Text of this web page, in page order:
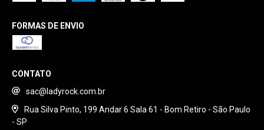
FORMAS DE ENVIO
CONTATO
sac@ladyrock.com.br
Rua Silva Pinto, 199 Andar 6 Sala 61 - Bom Retiro - São Paulo
- SP